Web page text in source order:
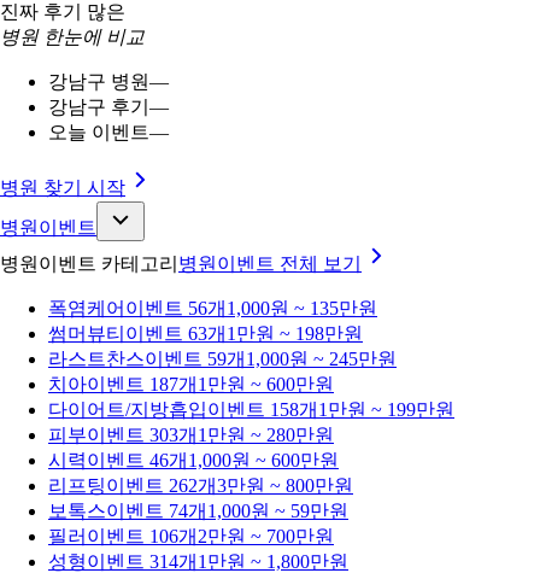
진짜 후기 많은
병원 한눈에 비교
강남구 병원—
강남구 후기 —
오늘 이벤트—
병원 찾기 시작
병원이벤트
병원이벤트 카테고리 병원이벤트 전체 보기
폭염케어 이벤트 56개 1,000원 ~ 135만원
썸머뷰티 이벤트 63개 1만원 ~ 198만원
라스트찬스이벤트 59개 1,000원 ~ 245만원
치아이벤트 187개 1만원 ~ 600만원
다이어트/지방흡입이벤트 158개 1만원 ~ 199만원
피부이벤트 303개 1만원 ~ 280만원
시력이벤트 46개 1,000원 ~ 600만원
리프팅이벤트 262개3만원 ~ 800만원
보톡스이벤트 74개 1,000원 ~ 59만원
필러 이벤트 106개 2만원 ~ 700만원
성형이벤트 314개 1만원 ~ 1,800만원